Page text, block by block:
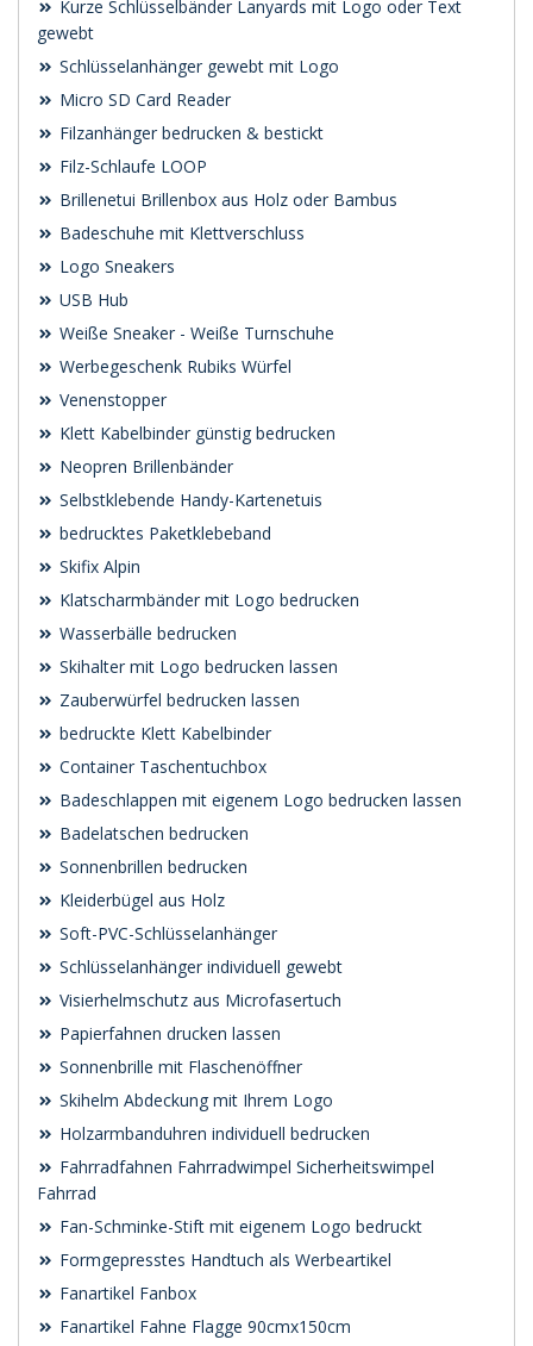
Kurze Schlüsselbänder Lanyards mit Logo oder Text
gewebt
Schlüsselanhänger gewebt mit Logo
Micro SD Card Reader
Filzanhänger bedrucken & bestickt
Filz-Schlaufe LOOP
Brillenetui Brillenbox aus Holz oder Bambus
Badeschuhe mit Klettverschluss
Logo Sneakers
USB Hub
Weiße Sneaker - Weiße Turnschuhe
Werbegeschenk Rubiks Würfel
Venenstopper
Klett Kabelbinder günstig bedrucken
Neopren Brillenbänder
Selbstklebende Handy-Kartenetuis
bedrucktes Paketklebeband
Skifix Alpin
Klatscharmbänder mit Logo bedrucken
Wasserbälle bedrucken
Skihalter mit Logo bedrucken lassen
Zauberwürfel bedrucken lassen
bedruckte Klett Kabelbinder
Container Taschentuchbox
Badeschlappen mit eigenem Logo bedrucken lassen
Badelatschen bedrucken
Sonnenbrillen bedrucken
Kleiderbügel aus Holz
Soft-PVC-Schlüsselanhänger
Schlüsselanhänger individuell gewebt
Visierhelmschutz aus Microfasertuch
Papierfahnen drucken lassen
Sonnenbrille mit Flaschenöffner
Skihelm Abdeckung mit Ihrem Logo
Holzarmbanduhren individuell bedrucken
Fahrradfahnen Fahrradwimpel Sicherheitswimpel
Fahrrad
Fan-Schminke-Stift mit eigenem Logo bedruckt
Formgepresstes Handtuch als Werbeartikel
Fanartikel Fanbox
Fanartikel Fahne Flagge 90cmx150cm